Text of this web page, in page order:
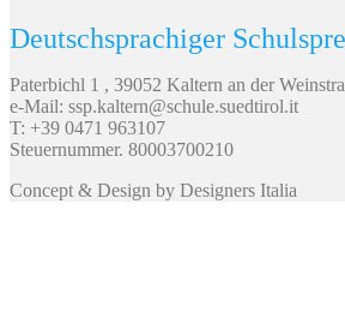
Deutschsprachiger
Paterbichl 1 , 39052 Kaltern an der
e-Mail: ssp.kaltern@schule.suedtirol.it
T: +39 0471 963107
Steuernummer. 80003700210
Concept & Design by Designers Italia